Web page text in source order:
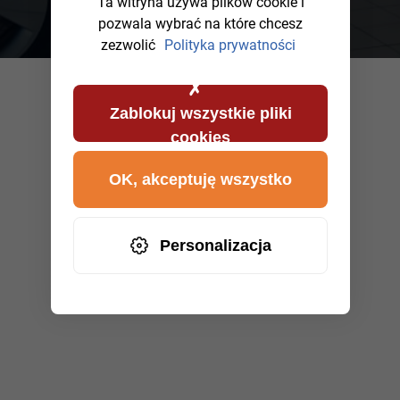
pozwala wybrać na które chcesz
zezwolić Polityka prywatności
Zablokuj wszystkie pliki
cookies
Personalizacja
OK, akceptuję wszystko